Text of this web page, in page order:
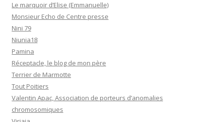
Le marquoir d’Elise (Emmanuelle)
Monsieur Echo de Centre presse
Nini 79
Niunia18
Pamina
Réceptacle, le blog de mon père
Terrier de Marmotte
Tout Poitiers
Valentin Apac, Association de porteurs d’anomalies
chromosomiques